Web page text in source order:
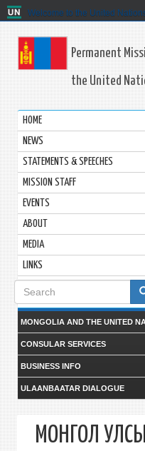
Welcome to the United
Permanent
the United
HOME
NEWS
STATEMENTS & SPEECHES
MISSION STAFF
EVENTS
ABOUT
MEDIA
LINKS
Search
form
MONGOLIA AND THE UNITED
CONSULAR SERVICES
BUSINESS INFO
ULAANBAATAR DIALOGUE
МОНГОЛ